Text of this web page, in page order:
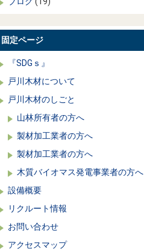
固定ページ
『SDGｓ』
戸川木材について
戸川木材のしごと
山林所有者の方へ
製材加工業者の方へ
製材加工業者の方へ
木質バイオマス発電事業者の方へ
設備概要
リクルート情報
お問い合わせ
アクセスマップ